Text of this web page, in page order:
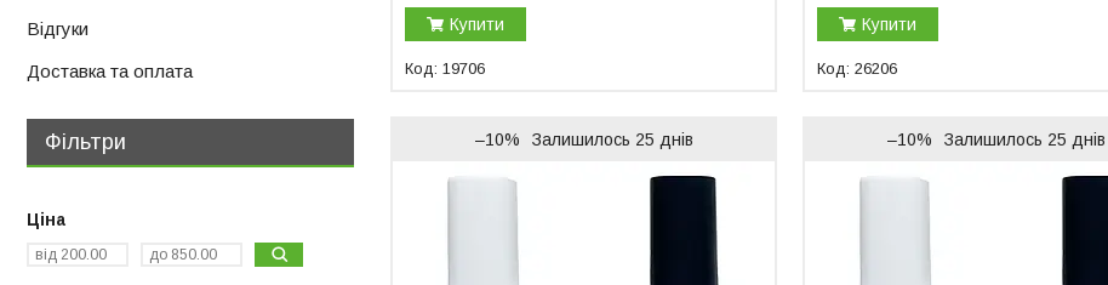
Купити
19706
Купити
26206
–10% Залишилось 25 днів –10% Залишилось 25 днів
Відгуки
Доставка та оплата
Фільтри
Ціна